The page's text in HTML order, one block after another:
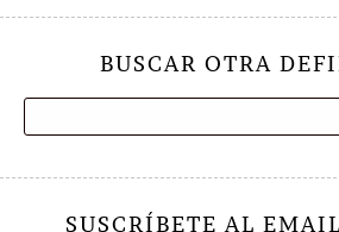
BUSCAR OTRA
SUSCRÍBETE AL